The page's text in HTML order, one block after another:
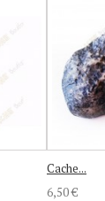
Cache...
6,50 €